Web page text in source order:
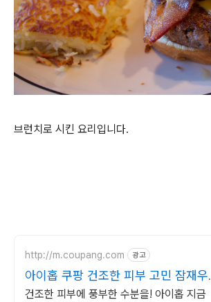
브런치로 시킨 요리입니다.
http://m.coupang.com 광고
아이홉 쿠팡 건조한 피부 고민 잠재우
기
건조한 피부에 풍부한 수분을! 아이홉 지금